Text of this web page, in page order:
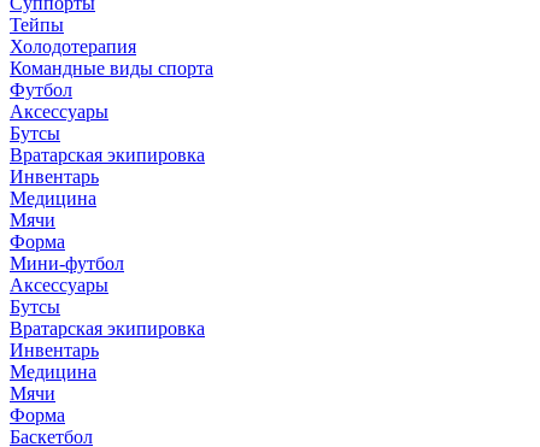
Тейпы
Холодотерапия
Командные виды спорта
Футбол
Аксессуары
Бутсы
Вратарская экипировка
Инвентарь
Медицина
Мячи
Форма
Мини-футбол
Аксессуары
Бутсы
Вратарская экипировка
Инвентарь
Медицина
Мячи
Форма
Баскетбол